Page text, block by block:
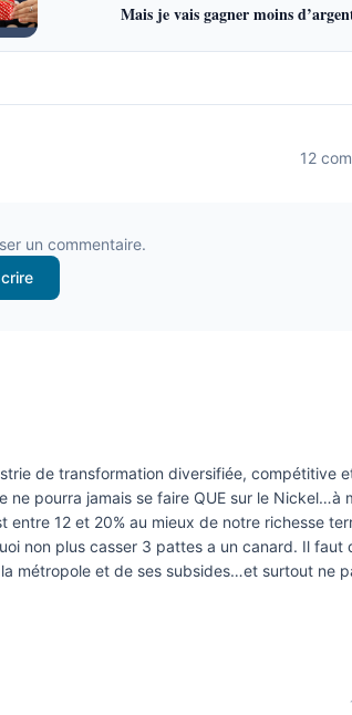
Mais je vais gagner moins
12
un commentaire.
de transformation diversifiée, compétitive
pourra jamais se faire QUE sur le Nickel…à
entre 12 et 20% au mieux de notre richesse
non plus casser 3 pattes a un canard. Il faut
la métropole et de ses subsides…et surtout ne